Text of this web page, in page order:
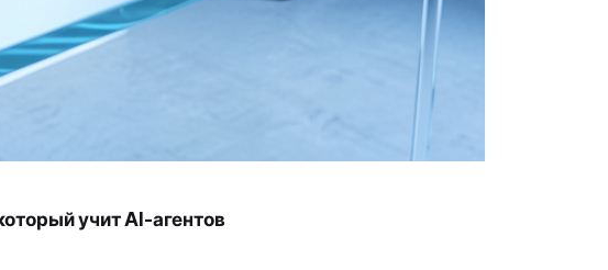
учит AI-агентов